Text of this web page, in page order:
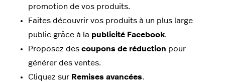
promotion de vos produits.
Faites découvrir vos produits à un plus large
public grâce à la publicité Facebook.
Proposez des coupons de réduction pour
générer des ventes.
Cliquez sur Remises avancées.